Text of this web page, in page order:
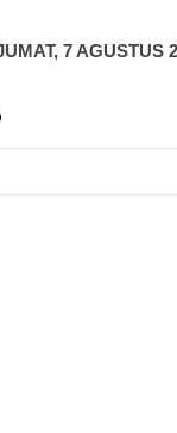
7 AGUSTUS